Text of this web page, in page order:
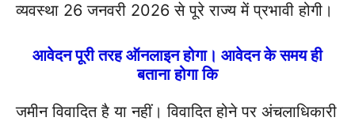
व्यवस्था 26 जनवरी 2026 से पूरे राज्य में प्रभावी होगी।
आवेदन पूरी तरह ऑनलाइन होगा। आवेदन के समय ही
बताना होगा कि
जमीन विवादित है या नहीं। विवादित होने पर अंचलाधिकारी